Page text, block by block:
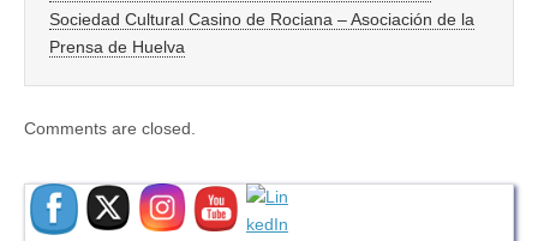
Sociedad Cultural Casino de Rociana – Asociación de la
Prensa de Huelva
Comments are closed.